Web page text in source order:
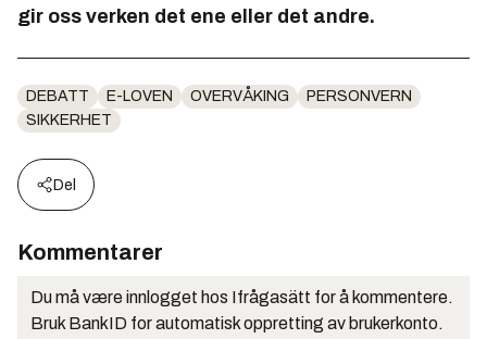
gir oss verken det ene eller det andre.
DEBATT E-LOVEN OVERVÅKING
PERSONVERN
SIKKERHET
Del
Kommentarer
Du må være innlogget hos Ifrågasätt for å kommentere.
Bruk BankID for automatisk oppretting av brukerkonto.